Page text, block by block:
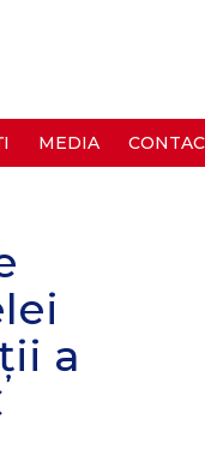
MEDIA
a